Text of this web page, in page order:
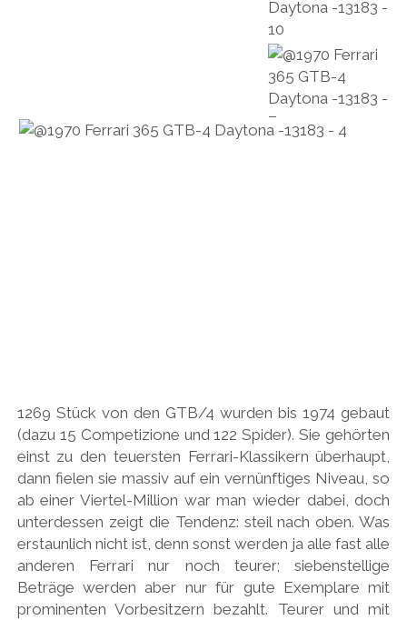
1269 Stück von den GTB/4 wurden bis 1974 gebaut
(dazu 15 Competizione und 122 Spider). Sie gehörten
einst zu den teuersten Ferrari-Klassikern überhaupt,
dann fielen sie massiv auf ein vernünftiges Niveau, so
ab einer Viertel-Million war man wieder dabei, doch
unterdessen zeigt die Tendenz: steil nach oben. Was
erstaunlich nicht ist, denn sonst werden ja alle fast alle
anderen Ferrari nur noch teurer; siebenstellige
Beträge werden aber nur für gute Exemplare mit
prominenten Vorbesitzern bezahlt. Teurer und mit